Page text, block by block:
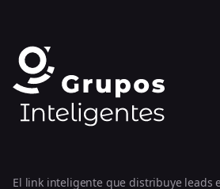
El link inteligente que distribuye leads